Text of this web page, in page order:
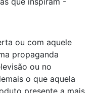
ou com aquele
propaganda
ou no
o que aquela
presente a mais